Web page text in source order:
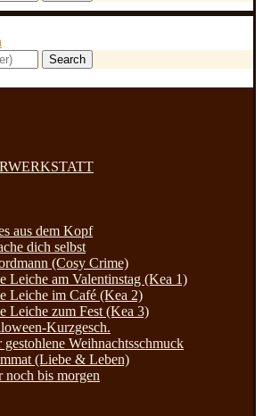
Search
aus dem Kopf
dich selbst
(Cosy Crime)
Leiche am Valentinstag (Kea 1)
Leiche im Café (Kea 2)
Leiche zum Fest (Kea 3)
Kurzgesch.
gestohlene Weihnachtsschmuck
(Liebe & Leben)
noch bis morgen